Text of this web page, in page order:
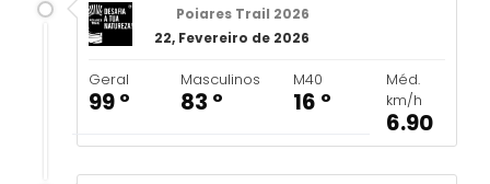
Poiares Trail 2026
22, Fevereiro de 2026
Geral
99 º
Masculinos
83 º
M40
16 º
Méd.
km/h
6.90